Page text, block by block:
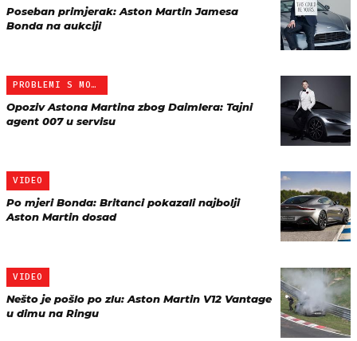
Poseban primjerak: Aston Martin Jamesa
Bonda na aukciji
PROBLEMI S MODELOM DB11
Opoziv Astona Martina zbog Daimlera: Tajni
agent 007 u servisu
VIDEO
Po mjeri Bonda: Britanci pokazali najbolji
Aston Martin dosad
VIDEO
Nešto je pošlo po zlu: Aston Martin V12 Vantage
u dimu na Ringu